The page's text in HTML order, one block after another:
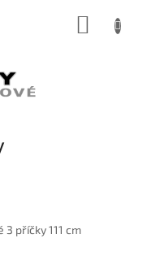
příčky 111 cm